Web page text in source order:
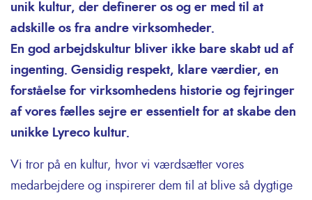
unik kultur, der definerer os og er med til at
adskille os fra andre virksomheder.
En god arbejdskultur bliver ikke bare skabt ud af
ingenting. Gensidig respekt, klare værdier, en
forståelse for virksomhedens historie og fejringer
af vores fælles sejre er essentielt for at skabe den
unikke Lyreco kultur.
Vi tror på en kultur, hvor vi værdsætter vores
medarbejdere og inspirerer dem til at blive så dygtige